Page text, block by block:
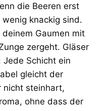
die Beeren erst
knackig sind.
Gaumen mit
zergeht. Gläser
Jede Schicht ein
gleicht der
nicht steinhart,
ohne dass der